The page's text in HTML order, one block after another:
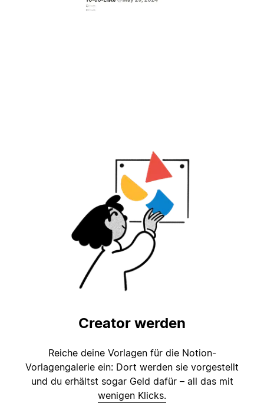
Creator werden
Reiche deine Vorlagen für die Notion-
Vorlagengalerie ein: Dort werden sie vorgestellt
und du erhältst sogar Geld dafür – all das mit
wenigen Klicks.